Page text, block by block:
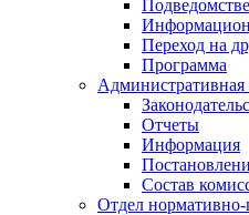
Переход на
Программа
Административная
Отчеты
Информация
Состав
Отдел нормативно-